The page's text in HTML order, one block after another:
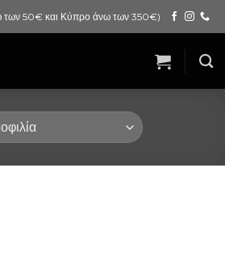
των 50€ και Κύπρο άνω των 350€)